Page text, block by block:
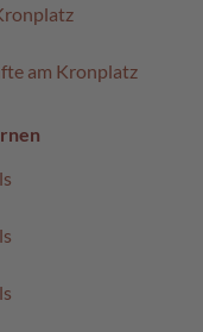
am Kronplatz